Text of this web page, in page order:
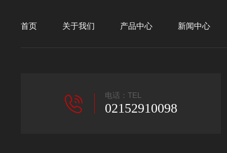
首页 关于我们 产品中心 新闻中心
电话：TEL
02152910098